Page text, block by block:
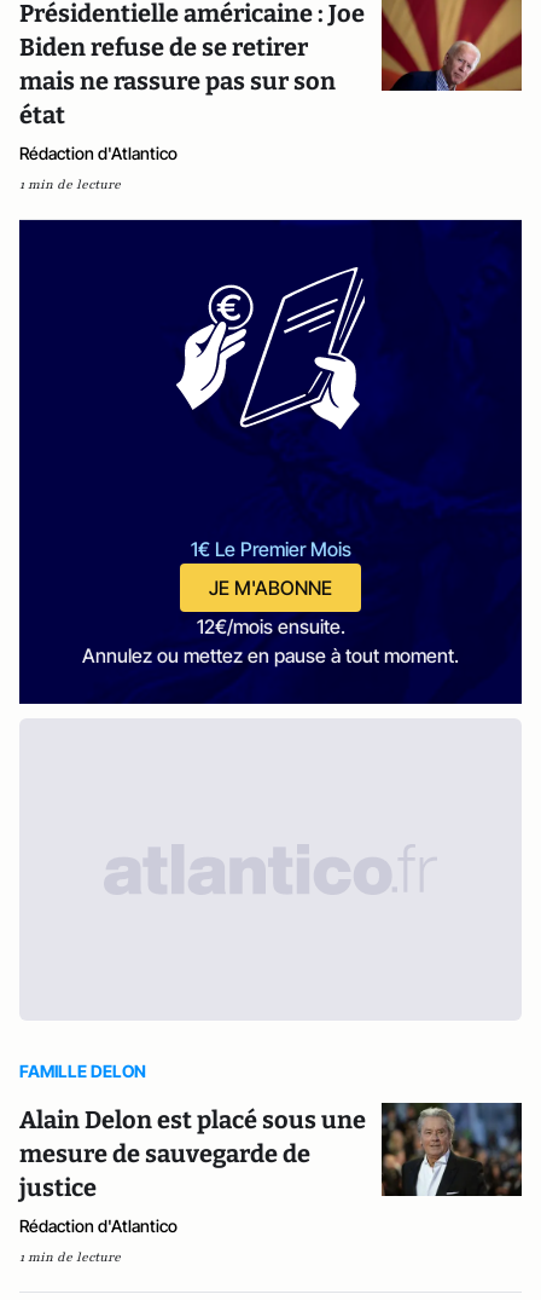
Présidentielle américaine : Joe
Biden refuse de se retirer
mais ne rassure pas sur son
état
Rédaction d'Atlantico
1 min de lecture
1€ Le Premier Mois
JE M'ABONNE
12€/mois ensuite.
Annulez ou mettez en pause à tout moment.
FAMILLE DELON
Alain Delon est placé sous une
mesure de sauvegarde de
justice
Rédaction d'Atlantico
1 min de lecture